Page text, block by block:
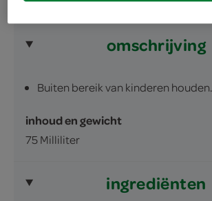
omschrijving
Buiten bereik van kinderen houden.
inhoud en gewicht
75 Milliliter
ingrediënten